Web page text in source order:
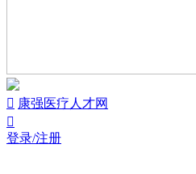
 康强医疗人才网

登录/注册